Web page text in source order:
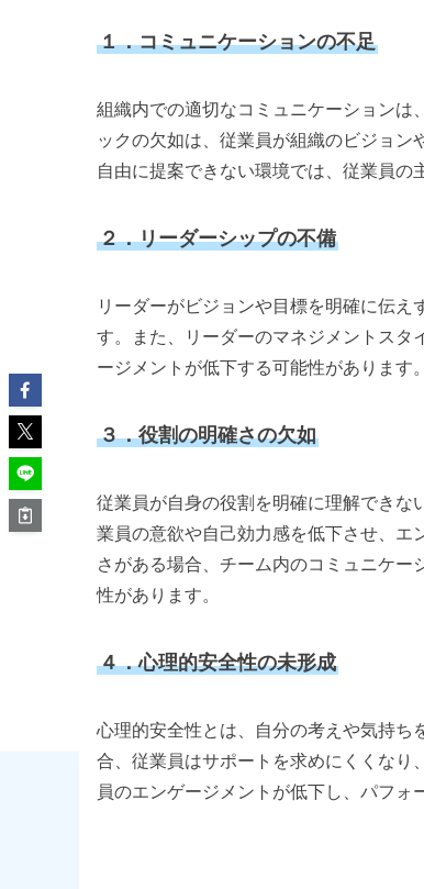
１．コミュニケーションの不足
組織内での適切なコミュニケーションは
ックの欠如は、従業員が組織のビジョ
自由に提案できない環境では、従業員の
２．リーダーシップの不備
リーダーがビジョンや目標を明確に伝え
す。また、リーダーのマネジメントスタ
ージメントが低下する可能性があります。
３．役割の明確さの欠如
従業員が自身の役割を明確に理解できな
業員の意欲や自己効力感を低下させ、エ
さがある場合、チーム内のコミュニケ
性があります。
４．心理的安全性の未形成
心理的安全性とは、自分の考えや気持ち
合、従業員はサポートを求めにくくなり
員のエンゲージメントが低下し、パフォ